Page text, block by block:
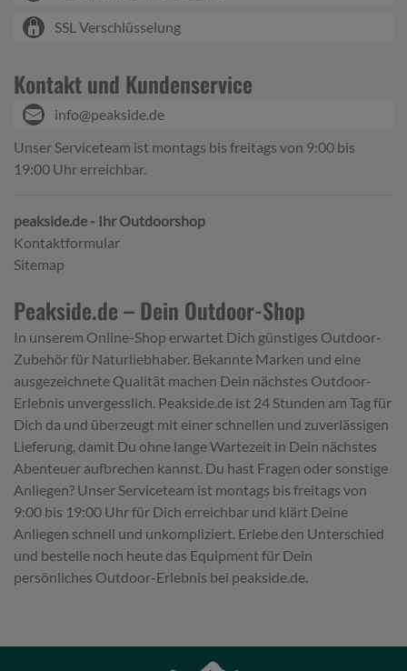
SSL Verschlüsselung
Kontakt und Kundenservice
info@peakside.de
Unser Serviceteam ist montags bis freitags von 9:00 bis
19:00 Uhr erreichbar.
peakside.de - Ihr Outdoorshop
Kontaktformular
Sitemap
Peakside.de – Dein Outdoor-Shop
In unserem Online-Shop erwartet Dich günstiges Outdoor-
Zubehör für Naturliebhaber. Bekannte Marken und eine
ausgezeichnete Qualität machen Dein nächstes Outdoor-
Erlebnis unvergesslich. Peakside.de ist 24 Stunden am Tag für
Dich da und überzeugt mit einer schnellen und zuverlässigen
Lieferung, damit Du ohne lange Wartezeit in Dein nächstes
Abenteuer aufbrechen kannst. Du hast Fragen oder sonstige
Anliegen? Unser Serviceteam ist montags bis freitags von
9:00 bis 19:00 Uhr für Dich erreichbar und klärt Deine
Anliegen schnell und unkompliziert. Erlebe den Unterschied
und bestelle noch heute das Equipment für Dein
persönliches Outdoor-Erlebnis bei peakside.de.